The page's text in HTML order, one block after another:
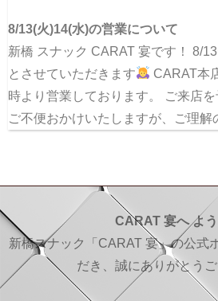
8/13(火)14(水)の営業について
新橋 スナック CARAT 宴です！ 8/
とさせていただきます
CARAT本
時より営業しております。 ご来店
ご不便おかけいたしますが、ご理
CARAT 宴へ よ
新橋スナック「CARAT 宴」の公式
だき、誠にありがとう